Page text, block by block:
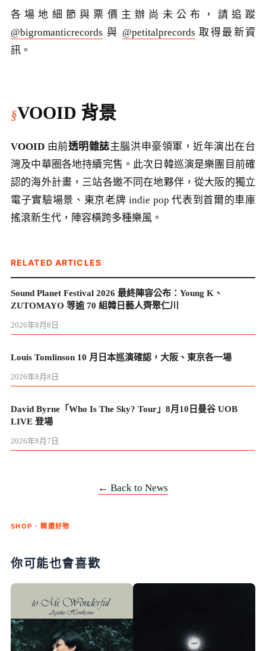
各場地細節與票價主辦尚未公布，請追蹤
@bigromanticrecords 與 @petitalprecords 取得最新資
訊。
VOOID 背景
VOOID 由前透明雜誌主腦洪申豪領軍，近年演出在台
灣及中華圈各地持續完售。此次日韓巡演是樂團目前確
認的海外計畫，三站各邀不同在地夥伴，從大阪的獨立
電子實驗場景、東京老牌 indie pop 代表到首爾的車庫
搖滾新生代，陣容橫跨多種樂風。
RELATED ARTICLES
Sound Planet Festival 2026 最終陣容公布：Young K、
ZUTOMAYO 等逾 70 組韓日藝人齊聚仁川
2026年8月8日
Louis Tomlinson 10 月日本巡演確認，大阪、東京各一場
2026年8月8日
David Byrne「Who Is The Sky? Tour」8月10日曼谷 UOB
LIVE 登場
2026年8月7日
← Back to News
SHOP · 精選好物
你可能也會喜歡